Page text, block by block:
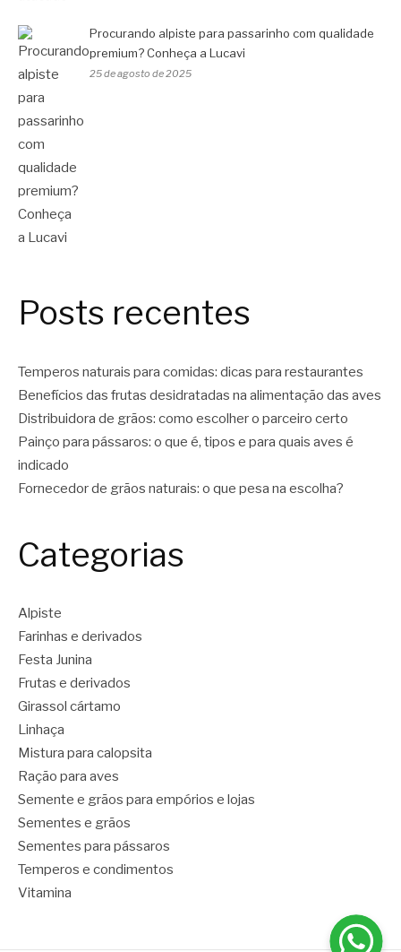
Procurando alpiste para passarinho com qualidade
premium? Conheça a Lucavi
25 de agosto de 2025
Posts recentes
Temperos naturais para comidas: dicas para restaurantes
Benefícios das frutas desidratadas na alimentação das aves
Distribuidora de grãos: como escolher o parceiro certo
Painço para pássaros: o que é, tipos e para quais aves é
indicado
Fornecedor de grãos naturais: o que pesa na escolha?
Categorias
Alpiste
Farinhas e derivados
Festa Junina
Frutas e derivados
Girassol cártamo
Linhaça
Mistura para calopsita
Ração para aves
Semente e grãos para empórios e lojas
Sementes e grãos
Sementes para pássaros
Temperos e condimentos
Vitamina